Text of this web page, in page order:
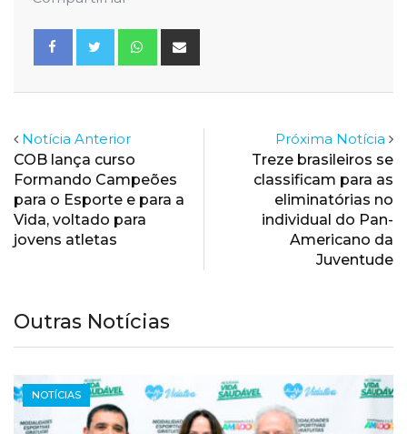
Whatsapp
Notícia Anterior
COB lança curso
Formando Campeões
para o Esporte e para a
Vida, voltado para
jovens atletas
Próxima Notícia
Treze brasileiros se
classificam para as
eliminatórias no
individual do Pan-
Americano da
Juventude
Outras Notícias
NOTÍCIAS